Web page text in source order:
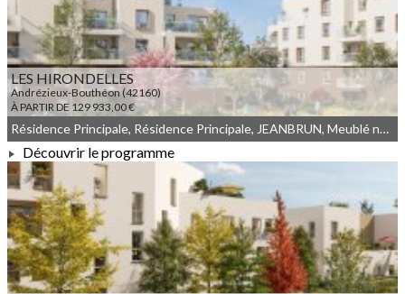
LES HIRONDELLES
Andrézieux-Bouthéon (42160)
À PARTIR DE 129 933,00 €
À PARTIR DE 129 933,00 €
Résidence Principale, Résidence Principale, JEANBRUN, Meublé non géré, Droit commun
Découvrir le programme